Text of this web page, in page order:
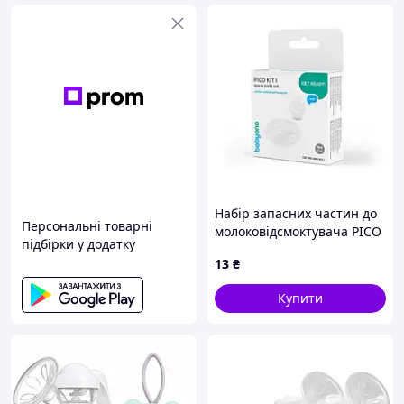
Персональні товарні
підбірки у додатку
Набір запасних частин до
молоковідсмоктувача PICO
/"Babyono"
13 ₴
Купити